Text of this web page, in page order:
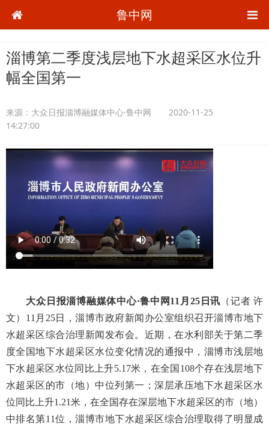
鲁中网
淄博第二季度浅层地下水超采区水位升
幅全国第一
来源： 大众日报淄博融媒体中心·鲁中网
2020-11-25
14:27:00
大众日报淄博融媒体中心·鲁中网11月25日讯 （记者 许
文） 11月25日，淄博市政府新闻办公室组织召开淄博市地下
水超采区综合治理新闻发布会。 近期，在水利部关于第二季
度全国地下水超采区水位变化情况的通报中， 淄博市浅层地
下水超采区水位同比上升5.17米，在全国108个存在浅层地下
水超采区的市（地）中位列第一；深层承压地下水超采区水
位同比上升1.21米，在全国存在深层地下水超采区的市（地）
中排名第11位，淄博市地下水超采区综合治理取得了明显成